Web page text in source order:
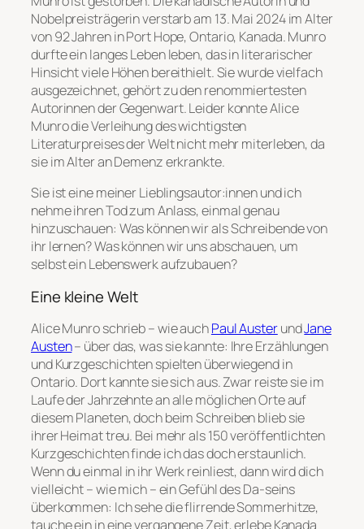
Nobelpreisträgerin verstarb am 13. Mai 2024 im Alter
von 92 Jahren in Port Hope, Ontario, Kanada. Munro
durfte ein langes Leben leben, das in literarischer
Hinsicht viele Höhen bereithielt. Sie wurde vielfach
ausgezeichnet, gehört zu den renommiertesten
Autorinnen der Gegenwart. Leider konnte Alice
Munro die Verleihung des wichtigsten
Literaturpreises der Welt nicht mehr miterleben, da
sie im Alter an Demenz erkrankte.
Sie ist eine meiner Lieblingsautor:innen und ich
nehme ihren Tod zum Anlass, einmal genau
hinzuschauen: Was können wir als Schreibende von
ihr lernen? Was können wir uns abschauen, um
selbst ein Lebenswerk aufzubauen?
Eine kleine Welt
Alice Munro schrieb – wie auchPaul AusterundJane
Austen– über das, was sie kannte: Ihre Erzählungen
und Kurzgeschichten spielten überwiegend in
Ontario. Dort kannte sie sich aus. Zwar reiste sie im
Laufe der Jahrzehnte an alle möglichen Orte auf
diesem Planeten, doch beim Schreiben blieb sie
ihrer Heimat treu. Bei mehr als 150 veröffentlichten
Kurzgeschichten finde ich das doch erstaunlich.
Wenn du einmal in ihr Werk reinliest, dann wird dich
vielleicht – wie mich – ein Gefühl des Da-seins
überkommen: Ich sehe die flirrende Sommerhitze,
tauche ein in eine vergangene Zeit, erlebe Kanada